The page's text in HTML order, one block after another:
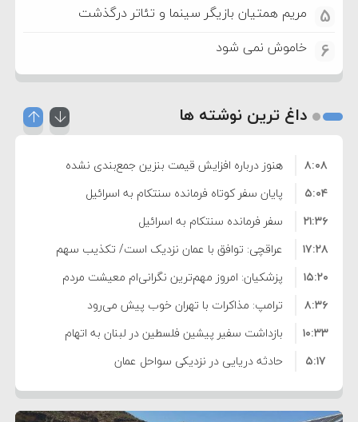
5 مریم همتیان بازیگر سینما و تئاتر درگذشت
6 خاموش نمی شود
داغ ترین نوشته ها
هنوز درباره افزایش قیمت بنزین جمع‌بندی نشده
است/ کالا برگ قطعا افزایش می‌یابد
۸:۰۸
پایان سفر کوتاه فرمانده سنتکام به اسرائیل
۵:۰۴
سفر فرمانده سنتکام به اسرائیل
۲۱:۳۶
عراقچی: توافق با عمان نزدیک است/ تکذیب سهم
۱۱ درصدی ایران از خزر
۱۷:۲۸
پزشکیان: امروز مهم‌ترین نگرانی‌ام معیشت مردم
است
۱۵:۲۰
ترامپ: مذاکرات با تهران خوب پیش می‌رود
۸:۳۶
بازداشت سفیر پیشین فلسطین در لبنان به اتهام
فساد و اختلاس اموال
۱۰:۳۳
حادثه دریایی در نزدیکی سواحل عمان
۵:۱۷
معاون دفتر پزشکیان: ادعای استعفای رئیس‌جمهور
واهی و کذب محض است
۴:۴۱
زمان و تاریخ مذاکرات آمریکا و ایران هنوز نهایی
۲۰:۳۹